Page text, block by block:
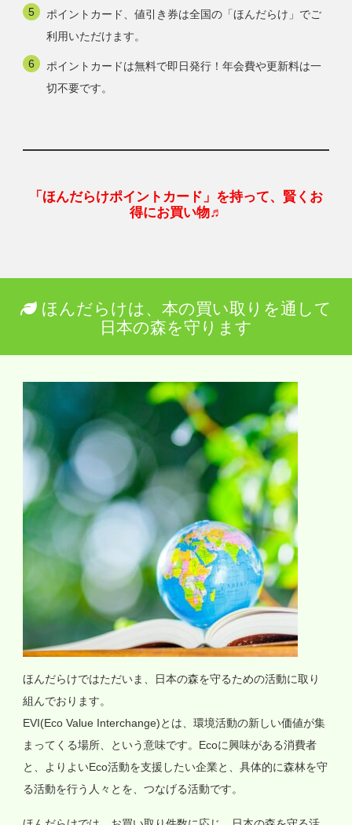
ポイントカード、値引き券は全国の「ほんだらけ」でご
利用いただけます。
ポイントカードは無料で即日発行！年会費や更新料は一
切不要です。
「ほんだらけポイントカード」を持って、賢くお
得にお買い物♬
ほんだらけは、本の買い取りを通して
日本の森を守ります
ほんだらけではただいま、日本の森を守るための活動に取り
組んでおります。
EVI(Eco Value Interchange)とは、環境活動の新しい価値が集
まってくる場所、という意味です。Ecoに興味がある消費者
と、よりよいEco活動を支援したい企業と、具体的に森林を守
る活動を行う人々とを、つなげる活動です。